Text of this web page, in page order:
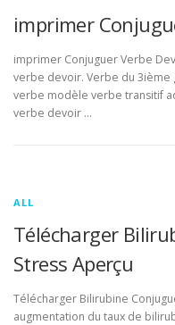
imprimer
imprimer Conjuguer Verbe
verbe devoir. Verbe du 3ième
verbe modèle verbe transitif
verbe devoir …
ALL
Télécharger
Stress Aperçu
Télécharger Bilirubine
augmentation du taux de